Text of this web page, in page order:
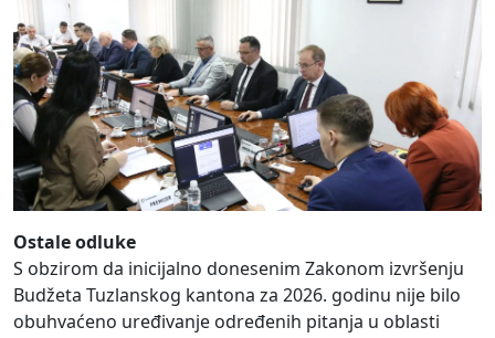
Ostale odluke
S obzirom da inicijalno donesenim Zakonom izvršenju
Budžeta Tuzlanskog kantona za 2026. godinu nije bilo
obuhvaćeno uređivanje određenih pitanja u oblasti